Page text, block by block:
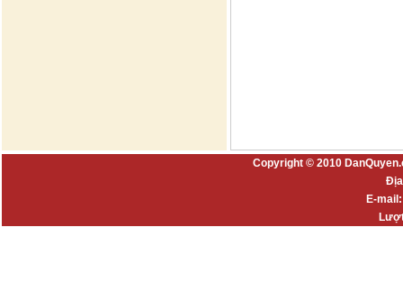
Copyright © 2010
E-